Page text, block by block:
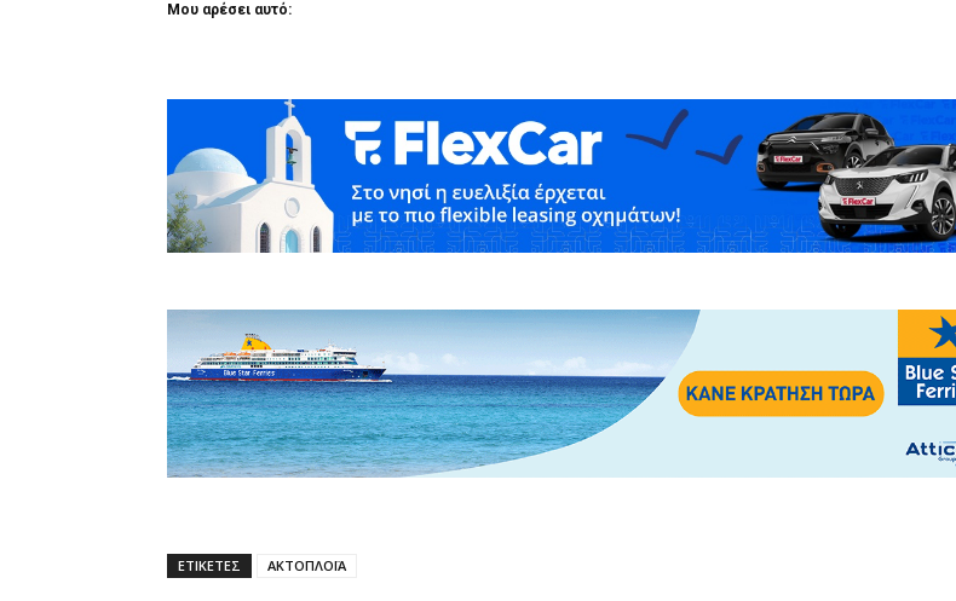
Μου αρέσει αυτό:
ΕΤΙΚΕΤΕΣ ΑΚΤΟΠΛΟΪΑ